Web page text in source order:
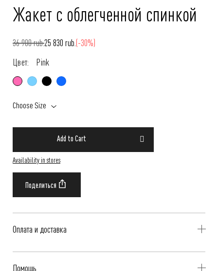
Жакет с облегченной спинкой
36 900 rub.25 830 rub.(-30%)
Цвет:
Pink
Choose Size
Add to Cart
Availability in stores
Оплата и доставка
Помощь